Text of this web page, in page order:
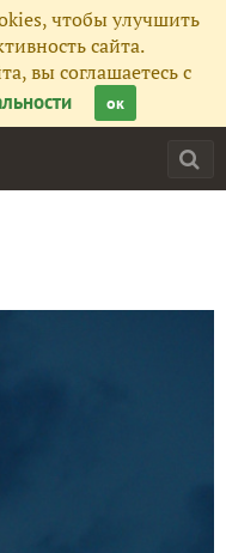
чтобы улучшить
сайта.
вы соглашаетесь с
ок